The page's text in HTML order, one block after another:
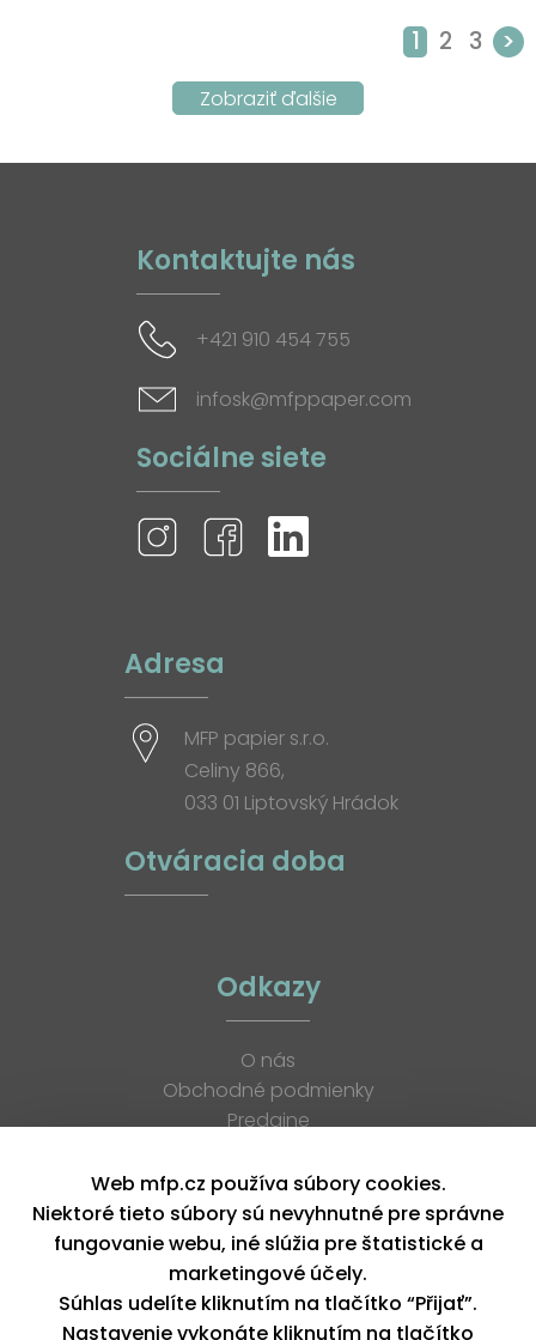
1 2 3 >
Kontaktujte nás
+421 910 454 755
infosk@mfppaper.com
Sociálne siete
Adresa
MFP papier s.r.o.
Celiny 866,
033 01 Liptovský Hrádok
Otváracia doba
Odkazy
O nás
Obchodné podmienky
Predajne
K stiahnutiu
Blog
Kontakt
Kariéra
XML feed
Web mfp.cz používa súbory cookies.
Niektoré tieto súbory sú nevyhnutné pre správne
fungovanie webu, iné slúžia pre štatistické a
marketingové účely.
Súhlas udelíte kliknutím na tlačítko “Přijať”.
Nastavenie vykonáte kliknutím na tlačítko